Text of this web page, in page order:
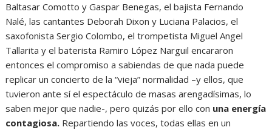
Baltasar Comotto y Gaspar Benegas, el bajista Fernando
Nalé, las cantantes Deborah Dixon y Luciana Palacios, el
saxofonista Sergio Colombo, el trompetista Miguel Angel
Tallarita y el baterista Ramiro López Narguil encararon
entonces el compromiso a sabiendas de que nada puede
replicar un concierto de la “vieja” normalidad –y ellos, que
tuvieron ante sí el espectáculo de masas arengadísimas, lo
saben mejor que nadie-, pero quizás por ello con una energía
contagiosa. Repartiendo las voces, todas ellas en un